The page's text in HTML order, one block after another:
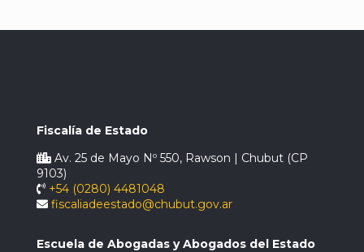
Fiscalía de Estado
Av. 25 de Mayo Nº 550, Rawson | Chubut (CP
9103)
+54 (0280) 4481048
fiscaliadeestado@chubut.gov.ar
Escuela de Abogadas y Abogados del Estado